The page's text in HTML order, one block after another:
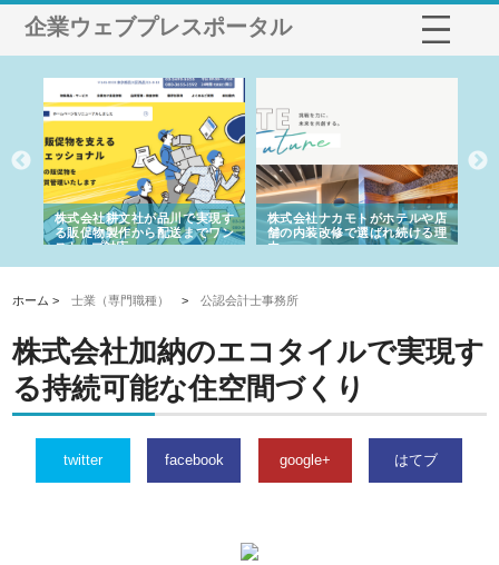
企業ウェブプレスポータル
株式会社耕文社が品川で実現す
る販促物製作から配送までワン
ストップ対応
株式会社ナカモトがホテルや店
舗の内装改修で選ばれ続ける理
由
ホーム >士業（専門職種） >公認会計士事務所
株式会社加納のエコタイルで実現す
る持続可能な住空間づくり
twitter facebook google+ はてブ